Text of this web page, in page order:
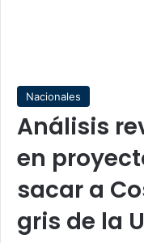
Nacionales
Análisis
en
sacar a
gris de la